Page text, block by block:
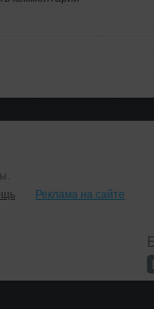
Реклама на сайте